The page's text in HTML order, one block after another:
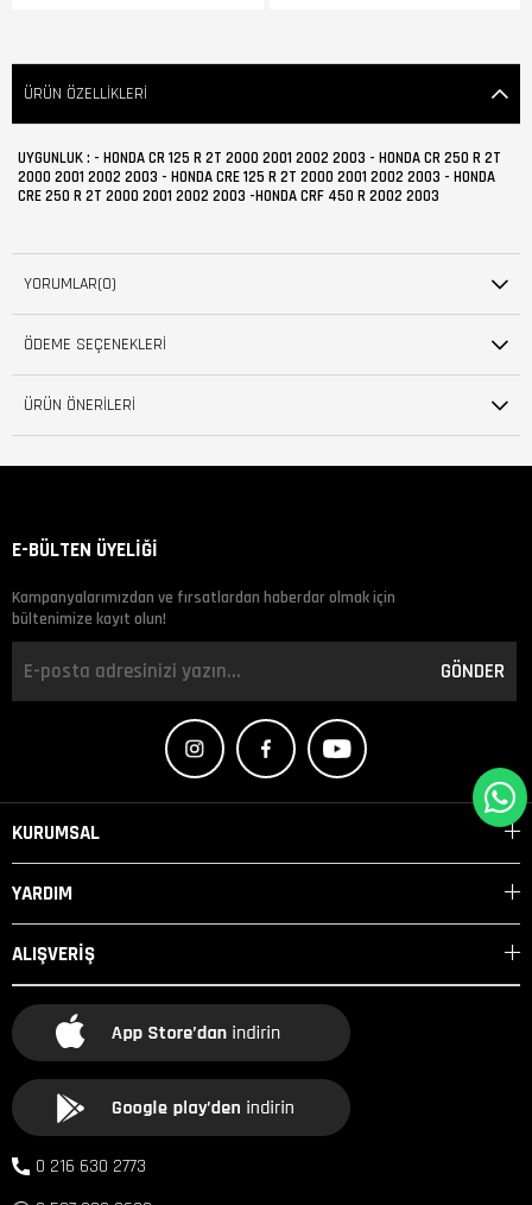
ÜRÜN ÖZELLIKLERI
UYGUNLUK : - HONDA CR 125 R 2T 2000 2001 2002 2003 - HONDA CR 250 R 2T
2000 2001 2002 2003 - HONDA CRE 125 R 2T 2000 2001 2002 2003 - HONDA
CRE 250 R 2T 2000 2001 2002 2003 -HONDA CRF 450 R 2002 2003
YORUMLAR(0)
ÖDEME SEÇENEKLERI
ÜRÜN ÖNERILERI
E-BÜLTEN ÜYELİĞİ
Kampanyalarımızdan ve fırsatlardan haberdar olmak için
bültenimize kayıt olun!
GÖNDER
KURUMSAL
YARDIM
ALIŞVERİŞ
0 216 630 2773